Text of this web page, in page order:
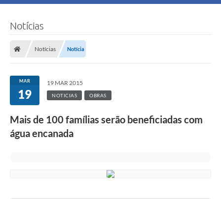
Notícias
Notícias Notícia
MAR
19
19 MAR 2015
NOTICIAS OBRAS
Mais de 100 famílias serão beneficiadas com
água encanada